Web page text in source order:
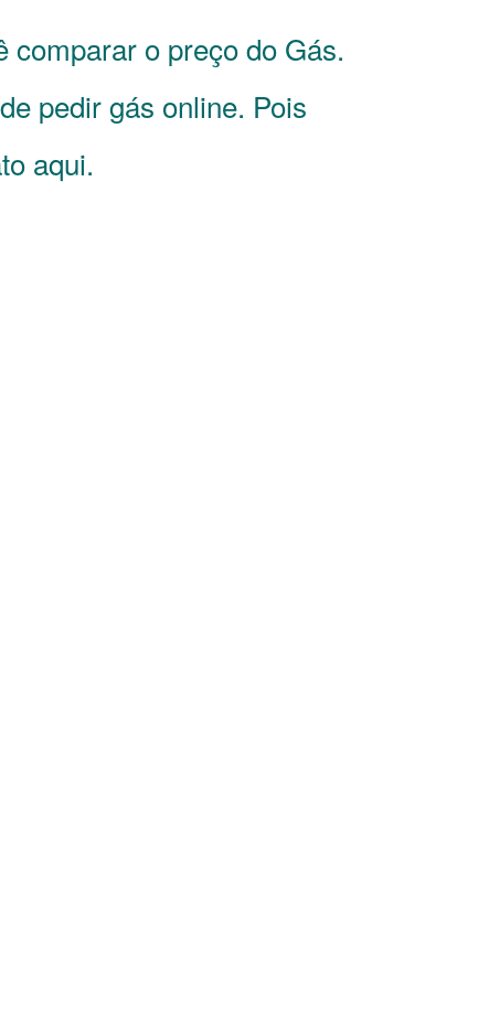
comparar o preço do Gás.
pedir gás online. Pois
aqui.